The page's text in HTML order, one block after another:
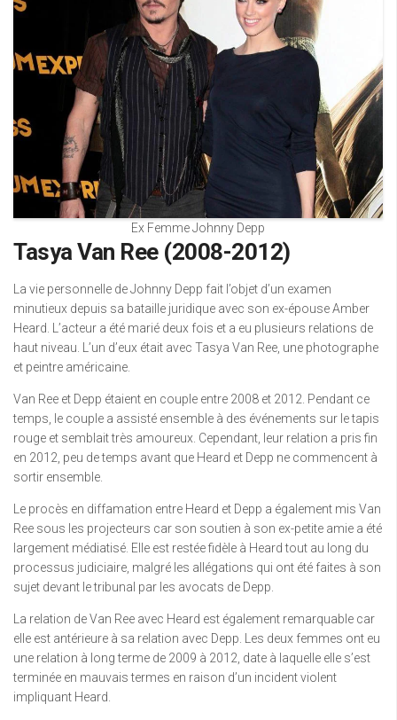
Ex Femme Johnny Depp
Tasya Van Ree (2008-2012)
La vie personnelle de Johnny Depp fait l’objet d’un examen
minutieux depuis sa bataille juridique avec son ex-épouse Amber
Heard. L’acteur a été marié deux fois et a eu plusieurs relations de
haut niveau. L’un d’eux était avec Tasya Van Ree, une photographe
et peintre américaine.
Van Ree et Depp étaient en couple entre 2008 et 2012. Pendant ce
temps, le couple a assisté ensemble à des événements sur le tapis
rouge et semblait très amoureux. Cependant, leur relation a pris fin
en 2012, peu de temps avant que Heard et Depp ne commencent à
sortir ensemble.
Le procès en diffamation entre Heard et Depp a également mis Van
Ree sous les projecteurs car son soutien à son ex-petite amie a été
largement médiatisé. Elle est restée fidèle à Heard tout au long du
processus judiciaire, malgré les allégations qui ont été faites à son
sujet devant le tribunal par les avocats de Depp.
La relation de Van Ree avec Heard est également remarquable car
elle est antérieure à sa relation avec Depp. Les deux femmes ont eu
une relation à long terme de 2009 à 2012, date à laquelle elle s’est
terminée en mauvais termes en raison d’un incident violent
impliquant Heard.